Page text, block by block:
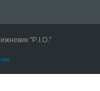
"Р.І.О."